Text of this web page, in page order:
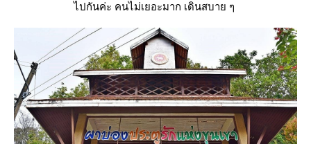
ไปกันค่ะ คนไม่เยอะมาก เดินสบาย ๆ